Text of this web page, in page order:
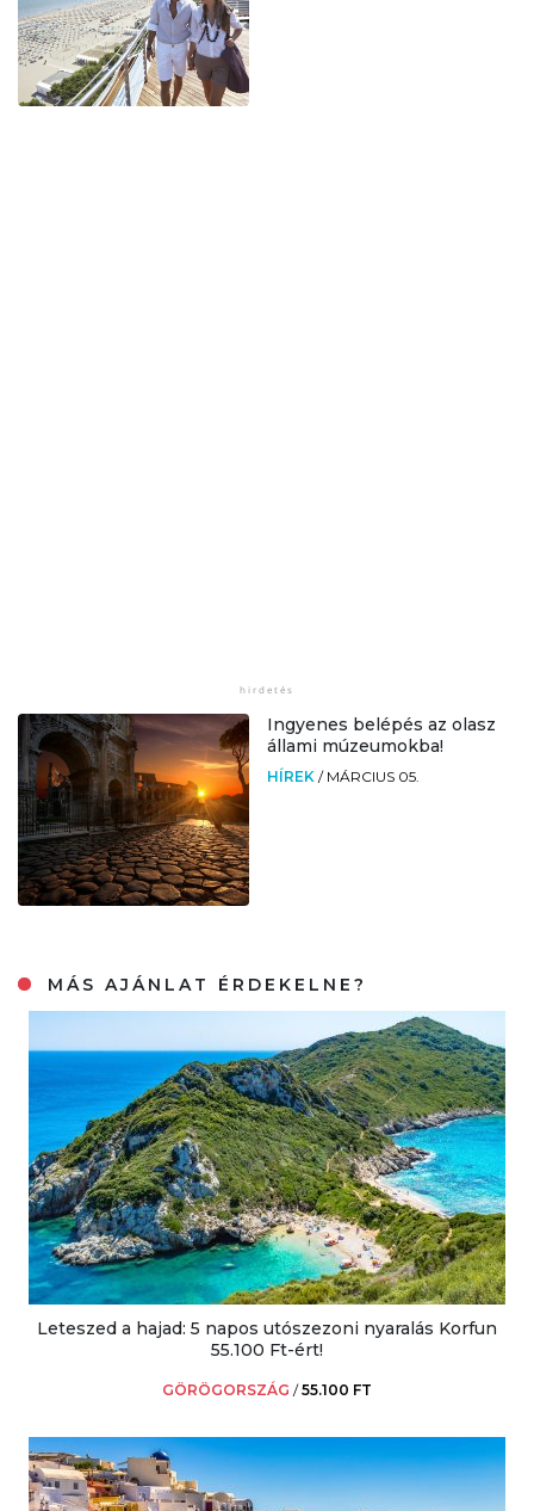
Ingyenes belépés az olasz
állami múzeumokba!
HÍREK / MÁRCIUS 05.
MÁS AJÁNLAT ÉRDEKELNE?
Leteszed a hajad: 5 napos utószezoni nyaralás Korfun
55.100 Ft-ért!
GÖRÖGORSZÁG /55.100 FT